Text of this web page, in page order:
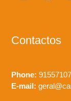
Contactos
Phone:
E-mail: